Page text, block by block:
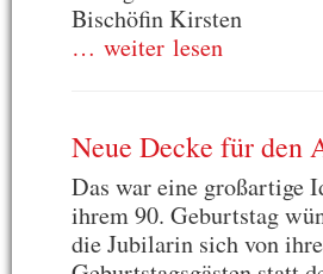
Bischöfin Kirsten
… weiter lesen
Neue Decke für den
Das war eine großartige
ihrem 90. Geburtstag
die Jubilarin sich von